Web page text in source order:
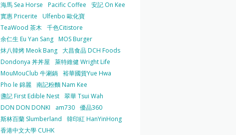
海馬 Sea Horse
Pacific Coffee
安記 On Kee
實惠 Pricerite
Ulfenbo 歐化寶
TeaWood 茶木 千色Citistore
余仁生 Eu Yan Sang MOS Burger
炑八韓烤 Meok Bang 大昌食品 DCH Foods
Dondonya 丼丼屋
萊特維健 Wright Life
MouMouClub 牛涮鍋 裕華國貨Yue Hwa
Pho le 錦麗 南記粉麵 Nam Kee
盞記 First Edible Nest 翠華 Tsui Wah
DON DON DONKI
am730 優品360
斯林百蘭 Slumberland
韓印紅 HanYinHong
香港中文大學 CUHK